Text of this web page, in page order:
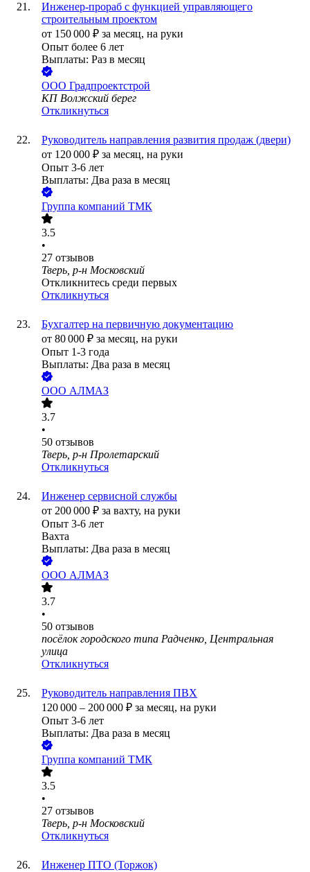
Инженер-прораб с функцией управляющего
строительным проектом
от 150 000 ₽ за месяц, на руки
Опыт более 6 лет
Выплаты: Раз в месяц
ООО Градпроектстрой
КП Волжский берег
Откликнуться
Руководитель направления развития продаж (двери)
от 120 000 ₽ за месяц, на руки
Опыт 3-6 лет
Выплаты: Два раза в месяц
Группа компаний ТМК
3.5
•
27 отзывов
Тверь, р-н Московский
Откликнитесь среди первых
Откликнуться
Бухгалтер на первичную документацию
от 80 000 ₽ за месяц, на руки
Опыт 1-3 года
Выплаты: Два раза в месяц
ООО АЛМАЗ
3.7
•
50 отзывов
Тверь, р-н Пролетарский
Откликнуться
Инженер сервисной службы
от 200 000 ₽ за вахту, на руки
Опыт 3-6 лет
Вахта
Выплаты: Два раза в месяц
ООО АЛМАЗ
3.7
•
50 отзывов
посёлок городского типа Радченко, Центральная
улица
Откликнуться
Руководитель направления ПВХ
120 000 – 200 000 ₽ за месяц, на руки
Опыт 3-6 лет
Выплаты: Два раза в месяц
Группа компаний ТМК
3.5
•
27 отзывов
Тверь, р-н Московский
Откликнуться
Инженер ПТО (Торжок)